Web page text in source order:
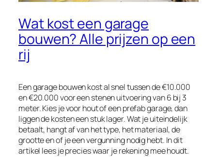
Wat kost een garage
bouwen? Alle prijzen op een
rij
Een garage bouwen kost al snel tussen de €10.000
en €20.000 voor een stenen uitvoering van 6 bij 3
meter. Kies je voor hout of een prefab garage, dan
liggen de kosten een stuk lager. Wat je uiteindelijk
betaalt, hangt af van het type, het materiaal, de
grootte en of je een vergunning nodig hebt. In dit
artikel lees je precies waar je rekening mee houdt.